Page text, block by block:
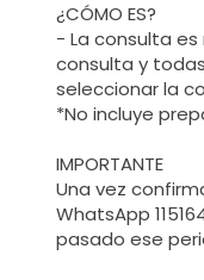
¿CÓMO ES?
- La consulta
consulta y
seleccionar la
*No incluye
IMPORTANTE
Una vez
WhatsApp
pasado ese